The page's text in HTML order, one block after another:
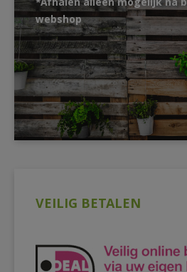
*Afhalen alleen mogelijk na
webshop
VEILIG BETALEN